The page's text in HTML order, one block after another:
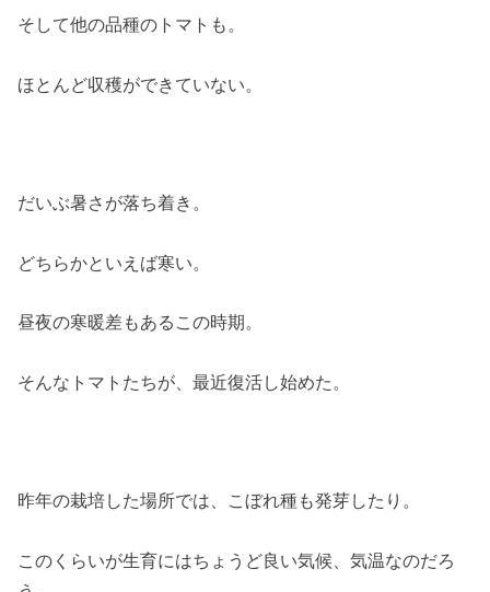
そして他の品種のトマトも。
ほとんど収穫ができていない。
だいぶ暑さが落ち着き。
どちらかといえば寒い。
昼夜の寒暖差もあるこの時期。
そんなトマトたちが、最近復活し始めた。
昨年の栽培した場所では、こぼれ種も発芽したり。
このくらいが生育にはちょうど良い気候、気温なのだろ